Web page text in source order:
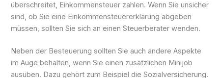
überschreitet, Einkommensteuer zahlen. Wenn Sie unsicher
sind, ob Sie eine Einkommensteuererklärung abgeben
müssen, sollten Sie sich an einen Steuerberater wenden.
Neben der Besteuerung sollten Sie auch andere Aspekte
im Auge behalten, wenn Sie einen zusätzlichen Minijob
ausüben. Dazu gehört zum Beispiel die Sozialversicherung.